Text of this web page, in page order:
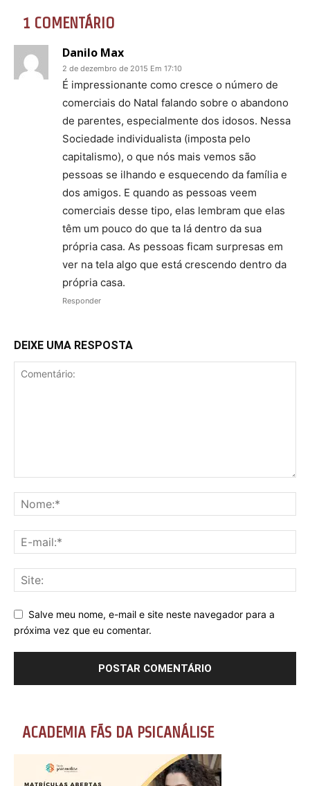
1 COMENTÁRIO
Danilo Max
2 de dezembro de 2015 Em 17:10
É impressionante como cresce o número de
comerciais do Natal falando sobre o abandono
de parentes, especialmente dos idosos. Nessa
Sociedade individualista (imposta pelo
capitalismo), o que nós mais vemos são
pessoas se ilhando e esquecendo da família e
dos amigos. E quando as pessoas veem
comerciais desse tipo, elas lembram que elas
têm um pouco do que ta lá dentro da sua
própria casa. As pessoas ficam surpresas em
ver na tela algo que está crescendo dentro da
própria casa.
Responder
DEIXE UMA RESPOSTA
Salve meu nome, e-mail e site neste navegador para a
próxima vez que eu comentar.
ACADEMIA FÃS DA PSICANÁLISE